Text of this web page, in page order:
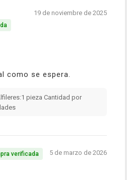
19 de noviembre de 2025
como se espera.
pieza Cantidad por
verificada 5 de marzo de 2026